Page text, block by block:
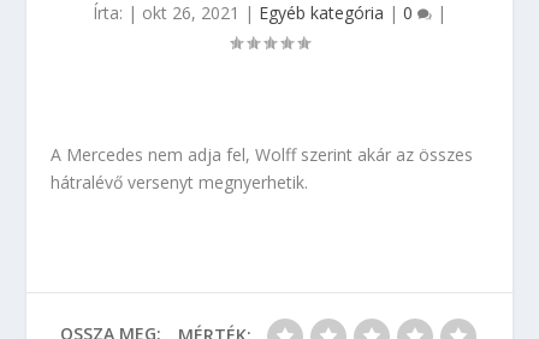
Írta: | okt 26, 2021 | Egyéb kategória | 0 |
A Mercedes nem adja fel, Wolff szerint akár az összes
hátralévő versenyt megnyerhetik.
OSSZA MEG: